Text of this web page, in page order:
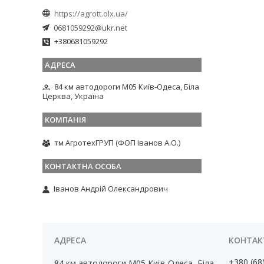
https://agrott.olx.ua/
0681059292@ukr.net
+380681059292
84 км автодороги М05 Київ-Одеса, Біла
Церква, Україна
тм АгротехГРУП (ФОП Іванов А.О.)
Іванов Андрій Олександрович